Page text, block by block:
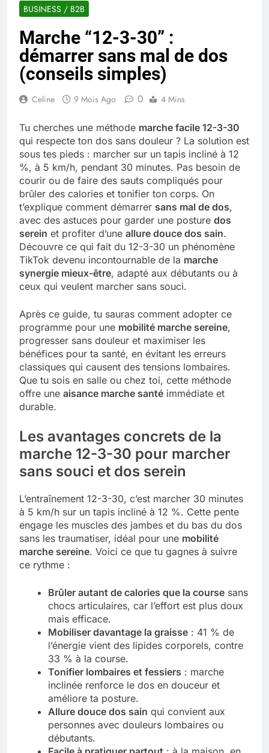
Quel est le salaire de Myriam Seurat en
2025 ?
4 Mois Ago
fonctionnalités clés et avantages
4 Mois Ago
Découvrez notre test d’orientation
gratuit spécialement conçu pour
collégiens et lycéens
4 Mois Ago
Liste complète des marques
rezoactif.com à connaître en 2025
4 Mois Ago
Tout savoir sur les impatiens de
nouvelle guinée : culture et entretien
5 Mois Ago
Quels sont les inconvénients de
l’eucalyptus gunnii pour votre jardin
À partir de quel montant la CAF porte
plainte : comprendre les seuils à
Découvrir pourquoi des trous dans le
jardin sans monticule apparaissent et
comment les traiter
5 Mois Ago
BUSINESS / B2B
Marche “12-3-30” :
démarrer sans mal de dos
(conseils simples)
Celine 9 Mois Ago 0 4 Mins
Tu cherches une méthode marche facile 12-3-30
qui respecte ton dos sans douleur ? La solution est
sous tes pieds : marcher sur un tapis incliné à 12
%, à 5 km/h, pendant 30 minutes. Pas besoin de
courir ou de faire des sauts compliqués pour
brûler des calories et tonifier ton corps. On
t’explique comment démarrer sans mal de dos,
avec des astuces pour garder une posture dos
serein et profiter d’une allure douce dos sain.
Découvre ce qui fait du 12-3-30 un phénomène
TikTok devenu incontournable de la marche
synergie mieux-être, adapté aux débutants ou à
ceux qui veulent marcher sans souci.
Après ce guide, tu sauras comment adopter ce
programme pour une mobilité marche sereine,
progresser sans douleur et maximiser les
bénéfices pour ta santé, en évitant les erreurs
classiques qui causent des tensions lombaires.
Que tu sois en salle ou chez toi, cette méthode
offre une aisance marche santé immédiate et
durable.
Les avantages concrets de la
marche 12-3-30 pour marcher
sans souci et dos serein
L’entraînement 12-3-30, c’est marcher 30 minutes
à 5 km/h sur un tapis incliné à 12 %. Cette pente
engage les muscles des jambes et du bas du dos
sans les traumatiser, idéal pour une mobilité
marche sereine. Voici ce que tu gagnes à suivre
ce rythme :
Brûler autant de calories que la course sans
chocs articulaires, car l’effort est plus doux
mais efficace.
Mobiliser davantage la graisse : 41 % de
l’énergie vient des lipides corporels, contre
33 % à la course.
Tonifier lombaires et fessiers : marche
inclinée renforce le dos en douceur et
améliore ta posture.
Allure douce dos sain qui convient aux
personnes avec douleurs lombaires ou
débutants.